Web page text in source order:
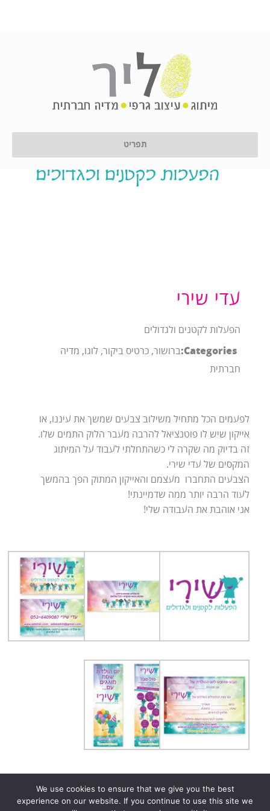
תפריט
עדי שירי
הפעלות לקטנים ולגדולים
Categories: ברושור, כרטיס ביקור, לוגו, מדיה
חברתית
לפעמים הכל מתחיל משילוב צבעים שמשך את עיננו, או
אייקון שיש לו פוטנציאל להרבה מעבר הלוק התמים שלו.
זה בדיוק מה שקרה לי כשהתחלתי לעבוד על המיתוג
המקסים של עדי שירי.
הצבעים התחברו מעצמם והאייקון המתוק הפך בהמשך
לעוד הרבה יותר ממה שדמיינתי!
אני אוהבת את העבודה שלי!
We use cookies to ensure that we give you the best
experience on our website. If you continue to use this site we